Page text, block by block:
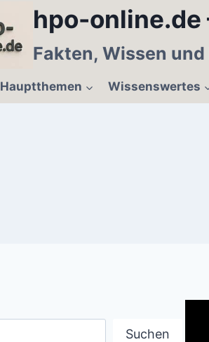
hpo-online.de
Fakten, Wissen
Hauptthemen Wissenswertes
Suchen